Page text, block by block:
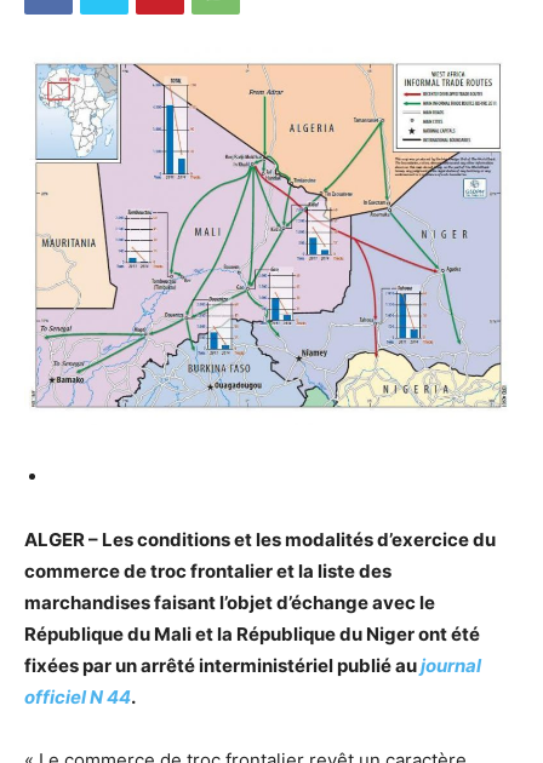
ALGER – Les conditions et les modalités d’exercice du
commerce de troc frontalier et la liste des
marchandises faisant l’objet d’échange avec le
République du Mali et la République du Niger ont été
fixées par un arrêté interministériel publié aujournal
officiel N 44.